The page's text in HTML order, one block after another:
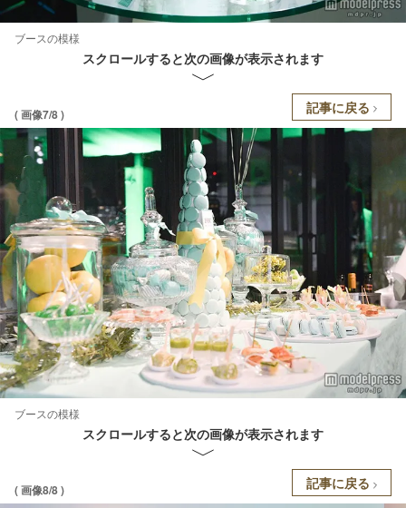
ブースの模様
スクロールすると次の画像が表示されます
( 画像7/8 ) 記事に戻る
ブースの模様
スクロールすると次の画像が表示されます
( 画像8/8 ) 記事に戻る